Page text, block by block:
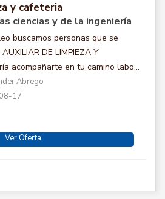
y cafeteria
ciencias y de la ingeniería
buscamos personas que se
DE LIMPIEZA Y
acompañarte en tu camino labo...
Abrego
17
Ver Oferta